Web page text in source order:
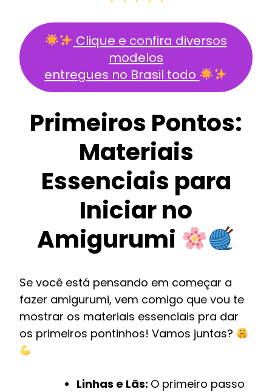
Clique e confira diversos
modelos
entregues no Brasil todo
Primeiros Pontos:
Materiais
Essenciais para
Iniciar no
Amigurumi
Se você está pensando em começar a
fazer amigurumi, vem comigo que vou te
mostrar os materiais essenciais pra dar
os primeiros pontinhos! Vamos juntas?
Linhas e Lãs: O primeiro passo